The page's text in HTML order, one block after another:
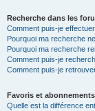
Recherche dans les
Comment puis-je
Pourquoi ma recherche
Pourquoi ma recherche
Comment puis-je
Comment puis-je
Favoris et abonnements
Quelle est la différence